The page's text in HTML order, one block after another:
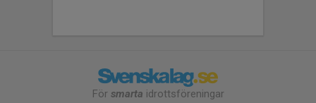
För smarta idrottsföreningar